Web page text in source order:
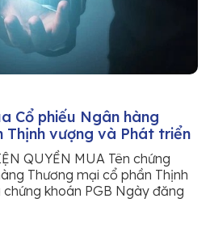
Cổ phiếu Ngân hàng
Thịnh vượng và Phát triển
QUYỀN MUA Tên chứng
Thương mại cổ phần Thịnh
khoán PGB Ngày đăng